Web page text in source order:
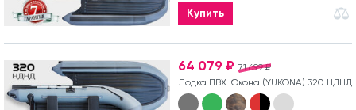
Купить
71 699 ₽
64 079 ₽
Лодка ПВХ Юкона (YUKONA) 320 НДНД